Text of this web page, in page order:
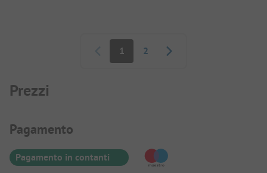
1 2
Prezzi
Informazioni sul pagamento
Pagamento
Pagamento in contanti